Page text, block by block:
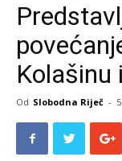
Kolašinu
Od Slobodna Riječ -